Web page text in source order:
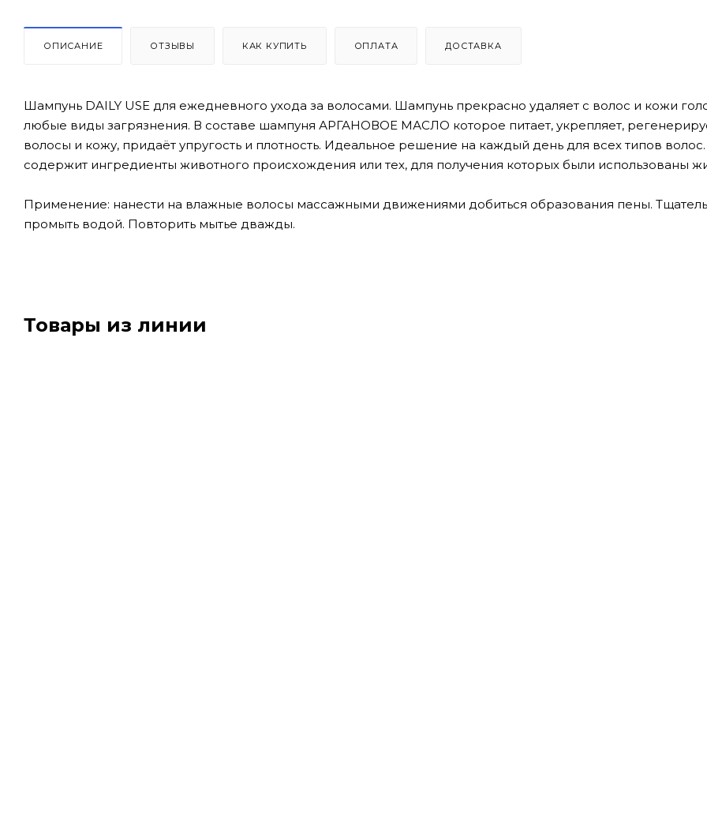
ОПИСАНИЕ ОТЗЫВЫ КАК КУПИТЬ ОПЛАТА ДОСТАВКА
Шампунь DAILY USE для ежедневного ухода за волосами. Шампунь прекрасно удаляет с волос и кожи
любые виды загрязнения. В составе шампуня АРГАНОВОЕ МАСЛО которое питает, укрепляет,
волосы и кожу, придаёт упругость и плотность. Идеальное решение на каждый день для всех типов
содержит ингредиенты животного происхождения или тех, для получения которых были использованы
Применение: нанести на влажные волосы массажными движениями добиться образования пены.
промыть водой. Повторить мытье дважды.
Товары из линии